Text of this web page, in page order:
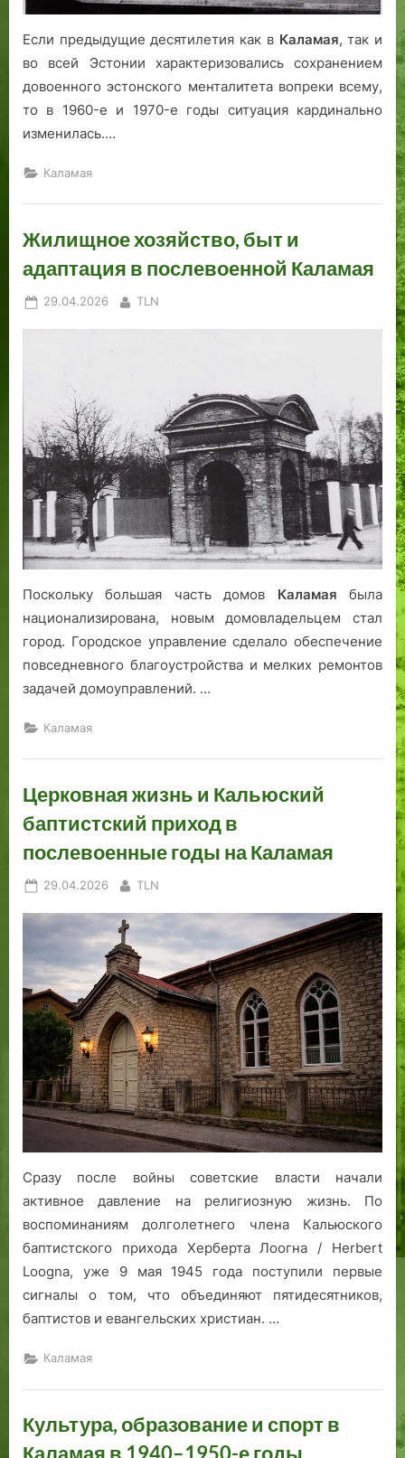
Если предыдущие десятилетия как в Каламая, так и
во всей Эстонии характеризовались сохранением
довоенного эстонского менталитета вопреки всему,
то в 1960-е и 1970-е годы ситуация кардинально
изменилась.…
Каламая
Жилищное хозяйство, быт и
адаптация в послевоенной Каламая
Posted
29.04.2026 By
TLN
Поскольку большая часть домов Каламая была
национализирована, новым домовладельцем стал
город. Городское управление сделало обеспечение
повседневного благоустройства и мелких ремонтов
задачей домоуправлений. …
Каламая
Церковная жизнь и Кальюский
баптистский приход в
послевоенные годы на Каламая
Posted
29.04.2026 By
TLN
Сразу после войны советские власти начали
активное давление на религиозную жизнь. По
воспоминаниям долголетнего члена Кальюского
баптистского прихода Херберта Лоогна / Herbert
Loogna, уже 9 мая 1945 года поступили первые
сигналы о том, что объединяют пятидесятников,
баптистов и евангельских христиан. …
Каламая
Культура, образование и спорт в
Каламая в 1940–1950-е годы